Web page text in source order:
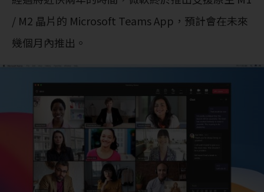
/ M2 晶片的 Microsoft Teams App，預計會在未來
幾個月內推出。